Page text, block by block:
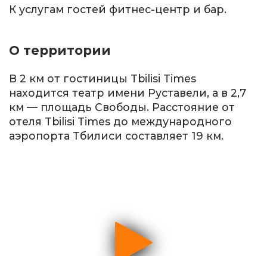
К услугам гостей фитнес-центр и бар.
О территории
В 2 км от гостиницы Tbilisi Times
находится театр имени Руставели, а в 2,7
км — площадь Свободы. Расстояние от
отеля Tbilisi Times до международного
аэропорта Тбилиси составляет 19 км.